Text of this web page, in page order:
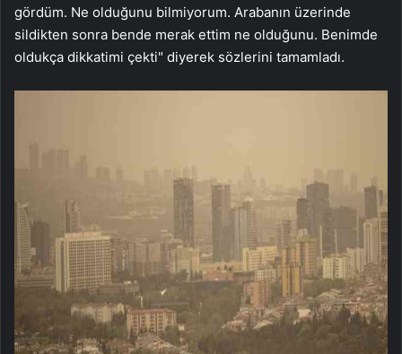
gördüm. Ne olduğunu bilmiyorum. Arabanın üzerinde
sildikten sonra bende merak ettim ne olduğunu. Benimde
oldukça dikkatimi çekti" diyerek sözlerini tamamladı.